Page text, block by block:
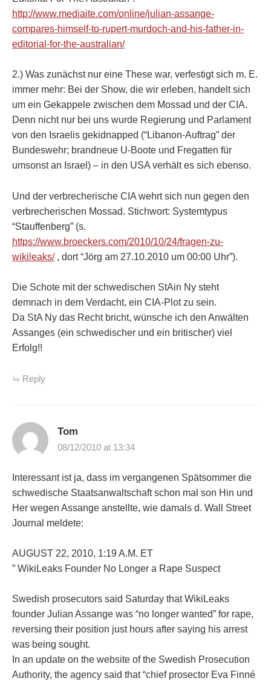
http://www.mediaite.com/online/julian-assange-
compares-himself-to-rupert-murdoch-and-his-father-in-
editorial-for-the-australian/
2.) Was zunächst nur eine These war, verfestigt sich m. E.
immer mehr: Bei der Show, die wir erleben, handelt sich
um ein Gekappele zwischen dem Mossad und der CIA.
Denn nicht nur bei uns wurde Regierung und Parlament
von den Israelis gekidnapped (“Libanon-Auftrag” der
Bundeswehr; brandneue U-Boote und Fregatten für
umsonst an Israel) – in den USA verhält es sich ebenso.
Und der verbrecherische CIA wehrt sich nun gegen den
verbrecherischen Mossad. Stichwort: Systemtypus
“Stauffenberg” (s.
https://www.broeckers.com/2010/10/24/fragen-zu-
wikileaks/, dort “Jörg am 27.10.2010 um 00:00 Uhr”).
Die Schote mit der schwedischen StAin Ny steht
demnach in dem Verdacht, ein CIA-Plot zu sein.
Da StA Ny das Recht bricht, wünsche ich den Anwälten
Assanges (ein schwedischer und ein britischer) viel
Erfolg!!
Reply
Tom
08/12/2010 at 13:34
Interessant ist ja, dass im vergangenen Spätsommer die
schwedische Staatsanwaltschaft schon mal son Hin und
Her wegen Assange anstellte, wie damals d. Wall Street
Journal meldete:
AUGUST 22, 2010, 1:19 A.M. ET
” WikiLeaks Founder No Longer a Rape Suspect
Swedish prosecutors said Saturday that WikiLeaks
founder Julian Assange was “no longer wanted” for rape,
reversing their position just hours after saying his arrest
was being sought.
In an update on the website of the Swedish Prosecution
Authority, the agency said that “chief prosector Eva Finné